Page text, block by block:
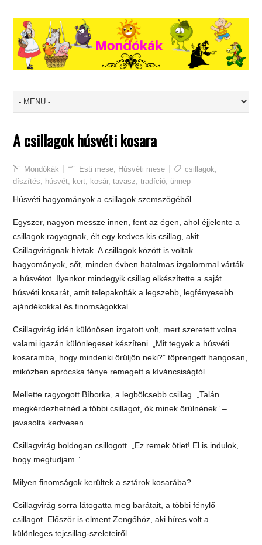
A csillagok húsvéti kosara
Mondókák Esti mese Húsvéti mese csillagok
díszítés
húsvét kert kosár,tavasz ,tradíció ünnep
Húsvéti hagyományok a csillagok szemszögéből
Egyszer, nagyon messze innen, fent az égen, ahol éjjelente a
csillagok ragyognak, élt egy kedves kis csillag, akit
Csillagvirágnak hívtak. A csillagok között is voltak
hagyományok, sőt, minden évben hatalmas izgalommal várták
a húsvétot. Ilyenkor mindegyik csillag elkészítette a saját
húsvéti kosarát, amit telepakolták a legszebb, legfényesebb
ajándékokkal és finomságokkal.
Csillagvirág idén különösen izgatott volt, mert szeretett volna
valami igazán különlegeset készíteni. „Mit tegyek a húsvéti
kosaramba, hogy mindenki örüljön neki?” töprengett hangosan,
miközben aprócska fénye remegett a kíváncsiságtól.
Mellette ragyogott Bíborka, a legbölcsebb csillag. „Talán
megkérdezhetnéd a többi csillagot, ők minek örülnének” –
javasolta kedvesen.
Csillagvirág boldogan csillogott. „Ez remek ötlet! El is indulok,
hogy megtudjam.”
Milyen finomságok kerültek a sztárok kosarába?
Csillagvirág sorra látogatta meg barátait, a többi fénylő
csillagot. Először is elment Zengőhöz, aki híres volt a
különleges tejcsillag-szeleteiről.